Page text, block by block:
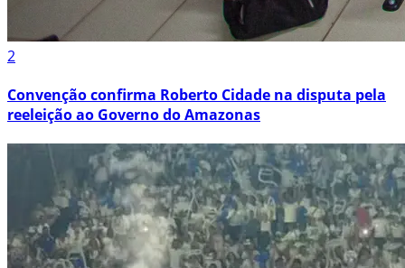
2
Convenção confirma Roberto Cidade na disputa pela
reeleição ao Governo do Amazonas